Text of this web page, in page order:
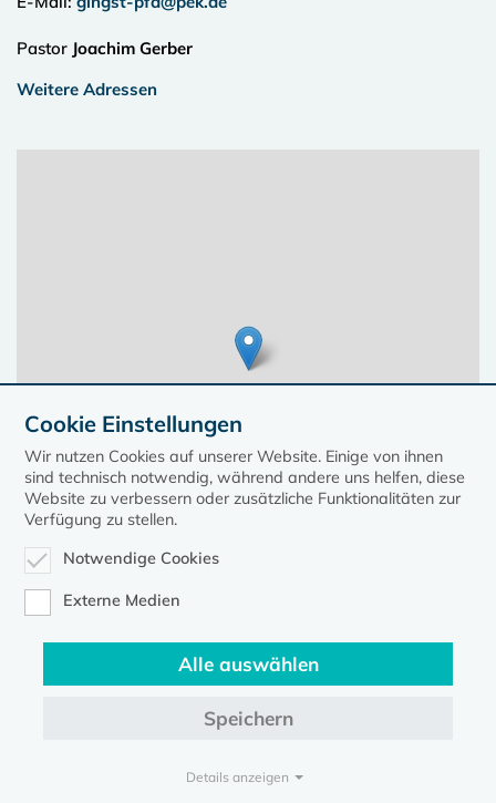
Pastor Joachim Gerber
Weitere Adressen
Diese Seite gehört zum Portalkirche-mv.de
Evangelische Kirche in Mecklenburg-Vorpommern © 2026
Cookie Einstellungen
Wir nutzen Cookies auf unserer Website. Einige von ihnen
sind technisch notwendig, während andere uns helfen, diese
Website zu verbessern oder zusätzliche Funktionalitäten zur
Verfügung zu stellen.
Notwendige Cookies
Externe Medien
Alle auswählen
Speichern
Details anzeigen